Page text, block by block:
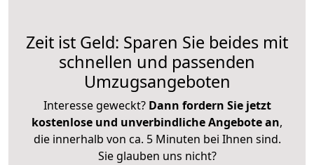
Zeit ist Geld: Sparen Sie beides mit
schnellen und passenden
Umzugsangeboten
Interesse geweckt? Dann fordern Sie jetzt
kostenlose und unverbindliche Angebote an,
die innerhalb von ca. 5 Minuten bei Ihnen sind.
Sie glauben uns nicht?